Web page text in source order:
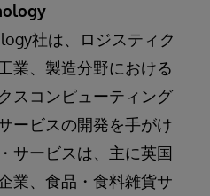
社は、ロジスティク
業、製造分野における
スコンピューティング
ービスの開発を手がけ
サービスは、主に英国
業、食品・食料雑貨サ